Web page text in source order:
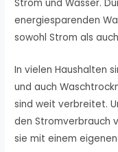
Strom und Wasser.
energiesparenden
sowohl Strom als
In vielen Haushalten
und auch
sind weit verbreitet.
den Stromverbrauch
sie mit einem